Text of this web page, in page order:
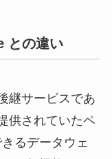
との違い
継サービスであ
供されていたペ
るデータウェ